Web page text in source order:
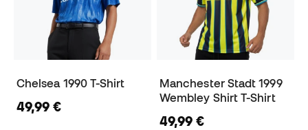
Chelsea 1990 T-Shirt
49,99 €
Manchester Stadt 1999
Wembley Shirt T-Shirt
49,99 €